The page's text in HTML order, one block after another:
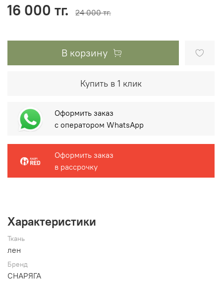
16 000 тг. 24 000 тг.
В корзину
Купить в 1 клик
Оформить заказ
с оператором WhatsApp
Оформить заказ
в рассрочку
Характеристики
Ткань
лен
Бренд
СНАРЯГА